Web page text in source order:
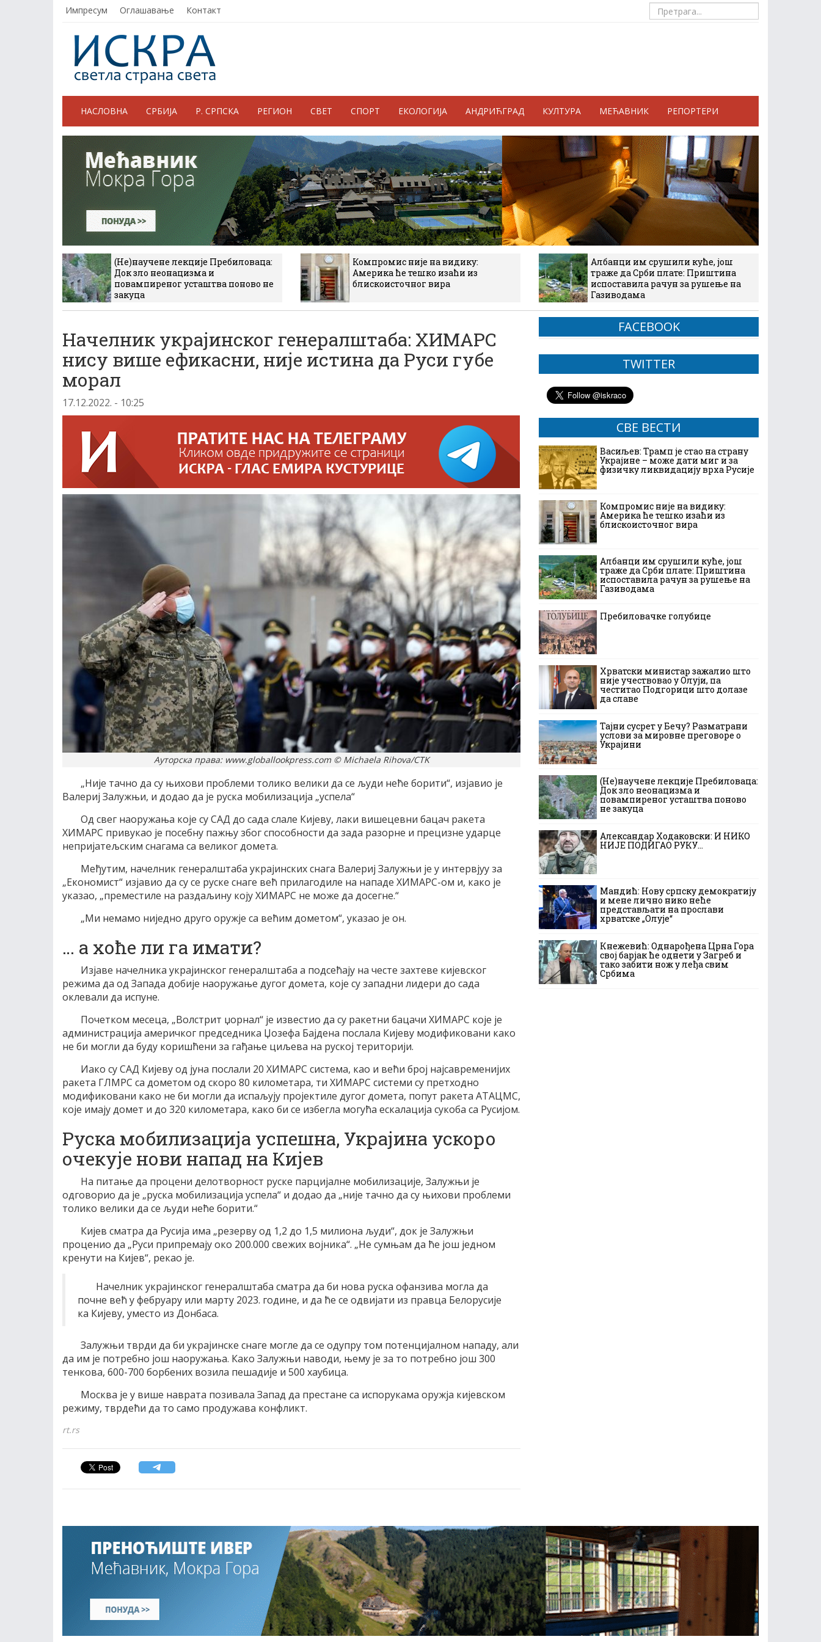
Импресум Оглашавање Контакт
НАСЛОВНА СРБИЈА Р. СРПСКА РЕГИОН СВЕТ СПОРТ ЕКОЛОГИЈА АНДРИЋГРАД КУЛТУРА МЕЋАВНИК РЕПОРТЕРИ
(Не)научене лекције Пребиловаца:
Док зло неонацизма и
повампиреног усташтва поново не
закуца
Компромис није на видику:
Америка ће тешко изаћи из
блискоисточног вира
Албанци им срушили куће, још
траже да Срби плате: Приштина
испоставила рачун за рушење на
Газиводама
Начелник украјинског генералштаба: ХИМАРС
нису више ефикасни, није истина да Руси губе
морал
17.12.2022. - 10:25
Ауторска права: www.globallookpress.com © Michaela Rihova/CTK
„Није тачно да су њихови проблеми толико велики да се људи неће борити“, изјавио је
Валериј Залужњи, и додао да је руска мобилизација „успела“
Од свег наоружања које су САД до сада слале Кијеву, лаки вишецевни бацач ракета
ХИМАРС привукао је посебну пажњу због способности да зада разорне и прецизне ударце
непријатељским снагама са великог домета.
Међутим, начелник генералштаба украјинских снага Валериј Залужњи је у интервјуу за
„Економист“ изјавио да су се руске снаге већ прилагодиле на нападе ХИМАРС-ом и, како је
указао, „преместиле на раздаљину коју ХИМАРС не може да досегне.“
„Ми немамо ниједно друго оружје са већим дометом“, указао је он.
… а хоће ли га имати?
Изјаве начелника украјинског генералштаба а подсећају на честе захтеве кијевског
режима да од Запада добије наоружање дугог домета, које су западни лидери до сада
оклевали да испуне.
Почетком месеца, „Волстрит џорнал“ је известио да су ракетни бацачи ХИМАРС које је
администрација америчког председника Џозефа Бајдена послала Кијеву модификовани како
не би могли да буду коришћени за гађање циљева на руској територији.
Иако су САД Кијеву од јуна послали 20 ХИМАРС система, као и већи број најсавременијих
ракета ГЛМРС са дометом од скоро 80 километара, ти ХИМАРС системи су претходно
модификовани како не би могли да испаљују пројектиле дугог домета, попут ракета АТАЦМС,
које имају домет и до 320 километара, како би се избегла могућа ескалација сукоба са Русијом.
Руска мобилизација успешна, Украјина ускоро
очекује нови напад на Кијев
На питање да процени делотворност руске парцијалне мобилизације, Залужњи је
одговорио да је „руска мобилизација успела“ и додао да „није тачно да су њихови проблеми
толико велики да се људи неће борити.“
Кијев сматра да Русија има „резерву од 1,2 до 1,5 милиона људи“, док је Залужњи
проценио да „Руси припремају око 200.000 свежих војника“. „Не сумњам да ће још једном
кренути на Кијев“, рекао је.
Начелник украјинског генералштаба сматра да би нова руска офанзива могла да
почне већ у фебруару или марту 2023. године, и да ће се одвијати из правца Белорусије
ка Кијеву, уместо из Донбаса.
Залужњи тврди да би украјинске снаге могле да се одупру том потенцијалном нападу, али
да им је потребно још наоружања. Како Залужњи наводи, њему је за то потребно још 300
тенкова, 600-700 борбених возила пешадије и 500 хаубица.
Москва је у више наврата позивала Запад да престане са испорукама оружја кијевском
режиму, тврдећи да то само продужава конфликт.
rt.rs
FACEBOOK
TWITTER
СВЕ ВЕСТИ
Васиљев: Трамп је стао на страну
Украјине – може дати миг и за
физичку ликвидацију врха Русије
Компромис није на видику:
Америка ће тешко изаћи из
блискоисточног вира
Албанци им срушили куће, још
траже да Срби плате: Приштина
испоставила рачун за рушење на
Газиводама
Пребиловачке голубице
Хрватски министар зажалио што
није учествовао у Олуји, па
честитао Подгорици што долазе
да славе
Тајни сусрет у Бечу? Разматрани
услови за мировне преговоре о
Украјини
(Не)научене лекције Пребиловаца:
Док зло неонацизма и
повампиреног усташтва поново
не закуца
Александар Ходаковски: И НИКО
НИЈЕ ПОДИГАО РУКУ…
Мандић: Нову српску демократију
и мене лично нико неће
представљати на прослави
хрватске „Олује“
Кнежевић: Однарођена Црна Гора
свој барјак ће однети у Загреб и
тако забити нож у леђа свим
Србима